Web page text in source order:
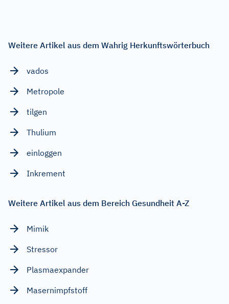
Weitere Artikel aus dem Wahrig Herkunftswörterbuch
vados
Metropole
tilgen
Thulium
einloggen
Inkrement
Weitere Artikel aus dem Bereich Gesundheit A-Z
Mimik
Stressor
Plasmaexpander
Masernimpfstoff